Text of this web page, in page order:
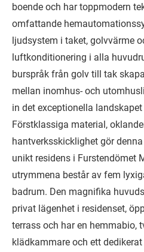
boende och har toppmodern
omfattande
ljudsystem i taket, golvvärme
luftkonditionering i alla
burspråk från golv till tak
mellan inomhus- och
in det exceptionella
Förstklassiga material,
hantverksskicklighet gör
unikt residens i Furstendömet
utrymmena består av fem
badrum. Den magnifika
privat lägenhet i residenset,
terrass och har en hemmabio,
klädkammare och ett